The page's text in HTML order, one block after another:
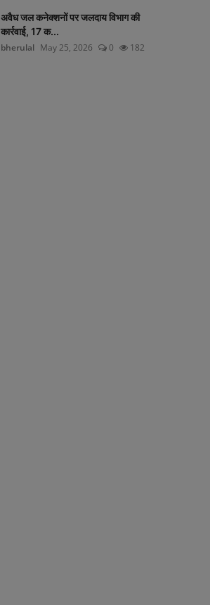
अवैध जल कनेक्शनों पर जलदाय विभाग की
कार्रवाई, 17 क...
bherulal May 25, 2026 0 182